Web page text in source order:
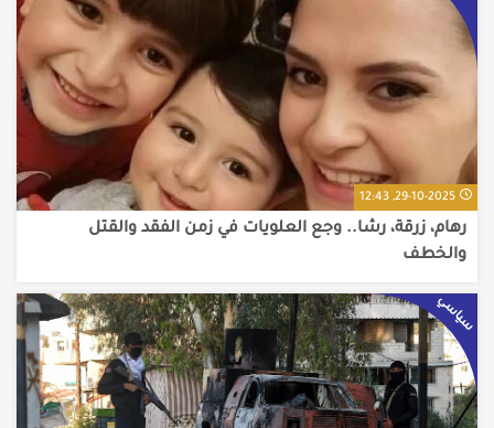
29-10-2025, 12:43
رهام، زرقة، رشا.. وجع العلويات في زمن الفقد والقتل
والخطف
سياسي